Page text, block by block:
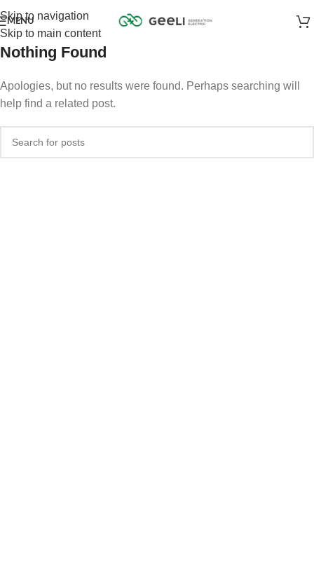
Skip to navigation
Skip to main content
MENU
Nothing Found
Apologies, but no results were found. Perhaps searching will
help find a related post.